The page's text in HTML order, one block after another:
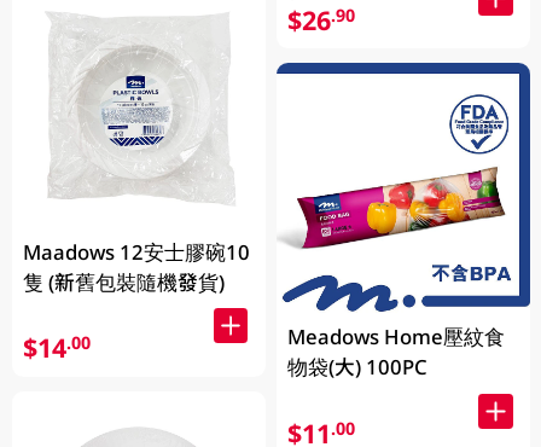
Maadows 12安士膠碗10
隻 (新舊包裝隨機發貨)
$14.00
$26.90
Meadows Home壓紋食
物袋(大) 100PC
$11.00